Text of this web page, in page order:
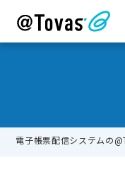
電子帳票配信システムの